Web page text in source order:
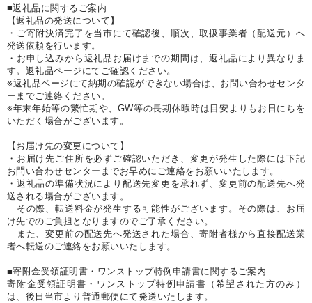
■返礼品に関するご案内
【返礼品の発送について】
・ご寄附決済完了を当市にて確認後、順次、取扱事業者（配送元）へ
発送依頼を行います。
・お申し込みから返礼品お届けまでの期間は、返礼品により異なりま
す。返礼品ページにてご確認ください。
※返礼品ページにて納期の確認ができない場合は、お問い合わせセンタ
ーまでご連絡ください。
※年末年始等の繁忙期や、GW等の長期休暇時は目安よりもお日にちを
いただく場合がございます。
【お届け先の変更について】
・お届け先ご住所を必ずご確認いただき、変更が発生した際には下記
お問い合わせセンターまでお早めにご連絡をお願いいたします。
・返礼品の準備状況により配送先変更を承れず、変更前の配送先へ発
送される場合がございます。
その際、転送料金が発生する可能性がございます。その際は、お届
け先でのご負担となりますのでご了承ください。
また、変更前の配送先へ発送された場合、寄附者様から直接配送業
者へ転送のご連絡をお願いいたします。
■寄附金受領証明書・ワンストップ特例申請書に関するご案内
寄附金受領証明書・ワンストップ特例申請書（希望された方のみ）
は、後日当市より普通郵便にて発送いたします。